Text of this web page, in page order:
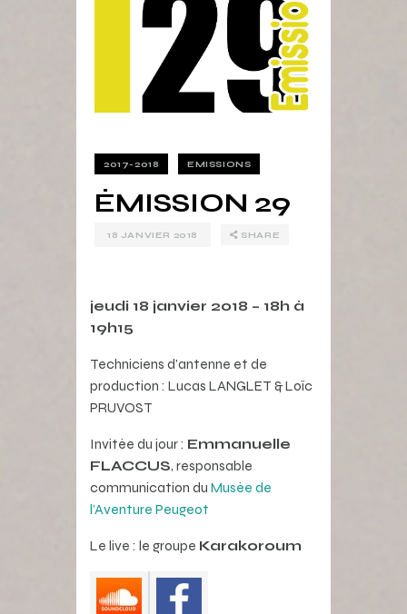
2017-2018 EMISSIONS
ÉMISSION 29
18 JANVIER 2018 SHARE
jeudi 18 janvier 2018 – 18h à
19h15
Techniciens d’antenne et de
production : Lucas LANGLET & Loïc
PRUVOST
Invitée du jour : Emmanuelle
FLACCUS, responsable
communication du Musée de
l’Aventure Peugeot
Le live : le groupe Karakoroum